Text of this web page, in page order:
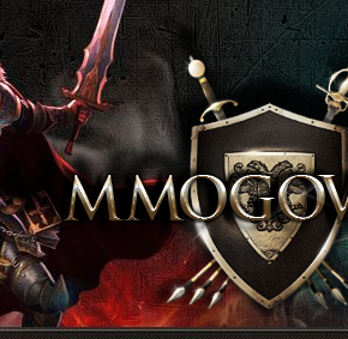
Jump to navigation